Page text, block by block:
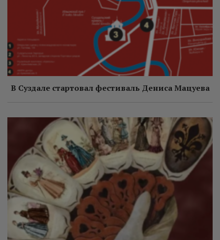
В Суздале стартовал фестиваль Дениса Мацуева